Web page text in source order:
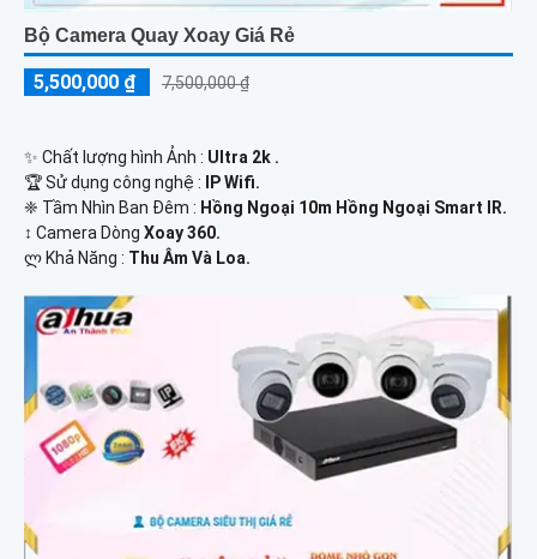
Bộ Camera Quay Xoay Giá Rẻ
5,500,000 ₫ 7,500,000 ₫
✨ Chất lượng hình Ảnh : Ultra 2k .
🏆 Sử dụng công nghệ :
IP Wifi.
❈ Tầm Nhìn Ban Đêm : Hồng Ngoại 10m Hồng Ngoại Smart IR.
↕️ Camera Dòng Xoay 360.
️ლ Khả Năng : Thu Âm Và Loa.